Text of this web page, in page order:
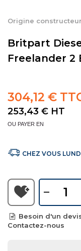
Origine
Britpart
Freelander 2
304,12 €
253,43 € HT
OU PAYER EN
CHEZ VOUS
–
Besoin d'un
Contactez-nous